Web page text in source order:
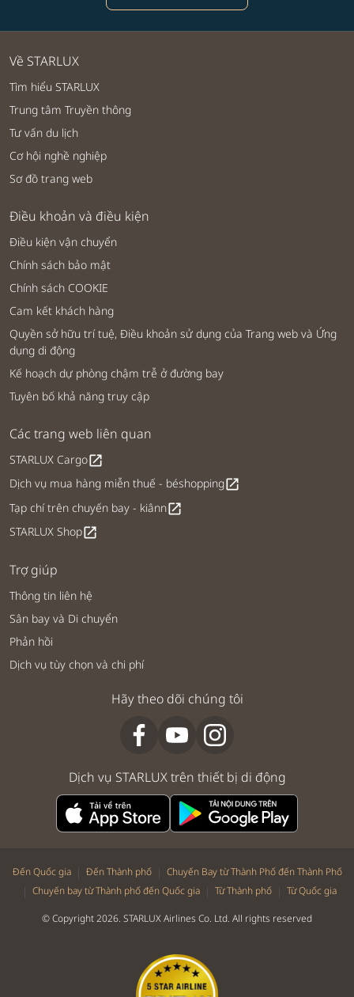
Về STARLUX
Tìm hiểu STARLUX
Trung tâm Truyền thông
Tư vấn du lịch
Cơ hội nghề nghiệp
Sơ đồ trang web
Điều khoản và điều kiện
Điều kiện vận chuyển
Chính sách bảo mật
Chính sách COOKIE
Cam kết khách hàng
Quyền sở hữu trí tuệ, Điều khoản sử dụng của Trang web và Ứng
dụng di động
Kế hoạch dự phòng chậm trễ ở đường bay
Tuyên bố khả năng truy cập
Các trang web liên quan
STARLUX Cargoopen_in_new
Dịch vụ mua hàng miễn thuế - béshoppingopen_in_new
Tạp chí trên chuyến bay - kiânnopen_in_new
STARLUX Shopopen_in_new
Trợ giúp
Thông tin liên hệ
Sân bay và Di chuyển
Phản hồi
Dịch vụ tùy chọn và chi phí
Hãy theo dõi chúng tôi
Dịch vụ STARLUX trên thiết bị di động
Đến Quốc gia | Đến Thành phố | Chuyến Bay từ Thành Phố đến Thành Phố
| Chuyến bay từ Thành phố đến Quốc gia | Từ Thành phố | Từ Quốc gia
© Copyright 2026. STARLUX Airlines Co. Ltd. All rights reserved